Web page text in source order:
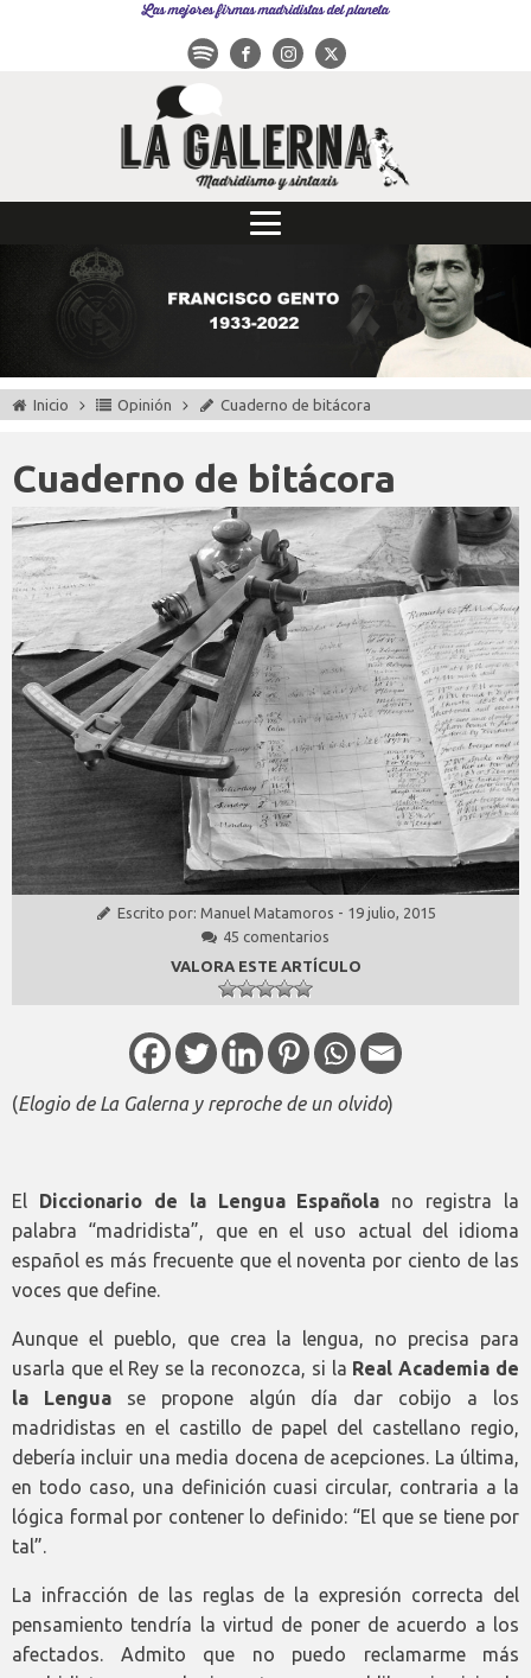
Las mejores firmas madridistas del planeta
Inicio Opinión Cuaderno de bitácora
Cuaderno de bitácora
Escrito por: Manuel Matamoros - 19 julio, 2015
45 comentarios
VALORA ESTE ARTÍCULO
(Elogio de La Galerna y reproche de un olvido)
El Diccionario de la Lengua Española no registra la
palabra “madridista”, que en el uso actual del idioma
español es más frecuente que el noventa por ciento de las
voces que define.
Aunque el pueblo, que crea la lengua, no precisa para
usarla que el Rey se la reconozca, si la Real Academia de
la Lenguase propone algún día dar cobijo a los
madridistas en el castillo de papel del castellano regio,
debería incluir una media docena de acepciones. La última,
en todo caso, una definición cuasi circular, contraria a la
lógica formal por contener lo definido: “El que se tiene por
tal”.
La infracción de las reglas de la expresión correcta del
pensamiento tendría la virtud de poner de acuerdo a los
afectados. Admito que no puedo reclamarme más